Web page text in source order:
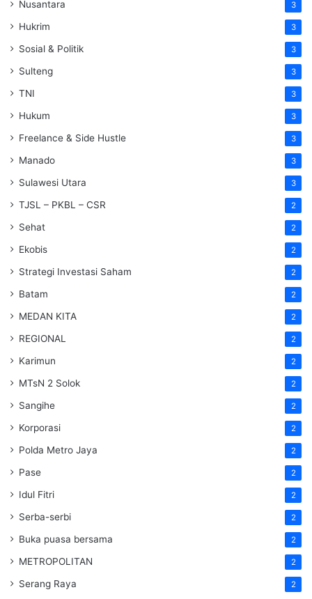
Nusantara 3
Hukrim 3
Sosial & Politik 3
Sulteng 3
TNI 3
Hukum 3
Freelance & Side Hustle 3
Manado 3
Sulawesi Utara 3
TJSL – PKBL – CSR 2
Sehat 2
Ekobis 2
Strategi Investasi Saham 2
Batam 2
MEDAN KITA 2
REGIONAL 2
Karimun 2
MTsN 2 Solok 2
Sangihe 2
Korporasi 2
Polda Metro Jaya 2
Pase 2
Idul Fitri 2
Serba-serbi 2
Buka puasa bersama 2
METROPOLITAN 2
Serang Raya 2